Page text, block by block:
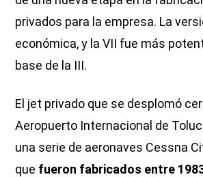
privados para la empresa. La
económica, y la VII fue más
base de la III.
El jet privado que se desplomó
Aeropuerto Internacional de
una serie de aeronaves Cessna
que fueron fabricados entre